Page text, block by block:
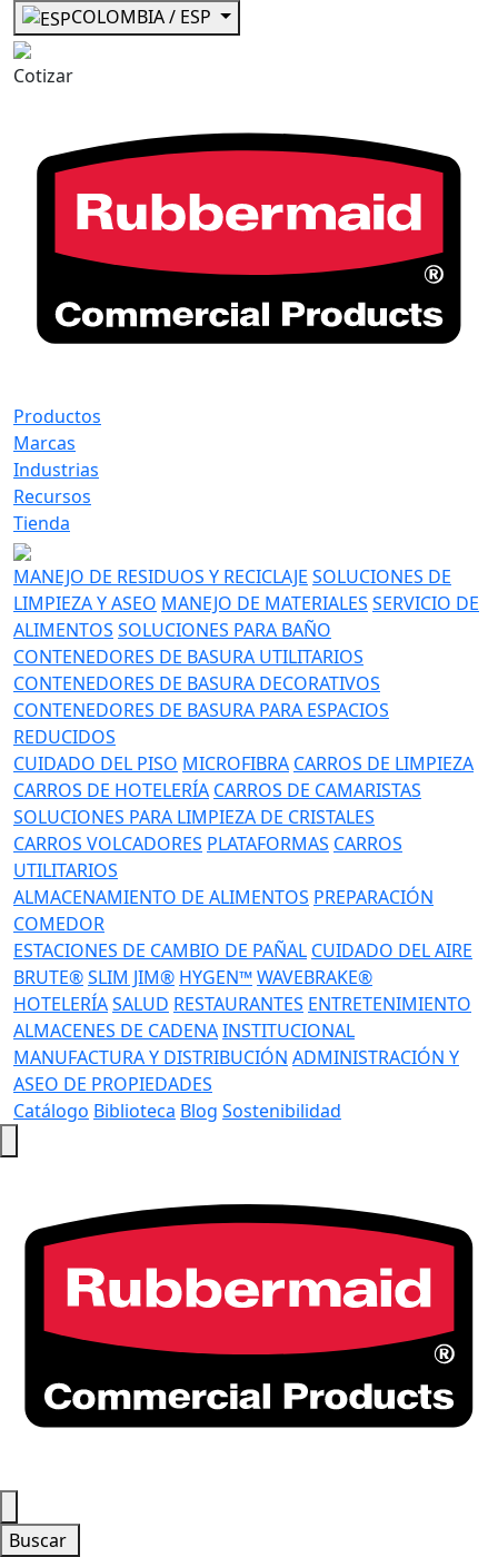
COLOMBIA / ESP
Cotizar
Productos
Marcas
Industrias
Recursos
Tienda
MANEJO DE RESIDUOS Y RECICLAJE SOLUCIONES DE
LIMPIEZA Y ASEO MANEJO DE MATERIALES SERVICIO DE
ALIMENTOS SOLUCIONES PARA BAÑO
CONTENEDORES DE BASURA UTILITARIOS
CONTENEDORES DE BASURA DECORATIVOS
CONTENEDORES DE BASURA PARA ESPACIOS
REDUCIDOS
CUIDADO DEL PISO MICROFIBRA CARROS DE LIMPIEZA
CARROS DE HOTELERÍA CARROS DE CAMARISTAS
SOLUCIONES PARA LIMPIEZA DE CRISTALES
CARROS VOLCADORES PLATAFORMAS CARROS
UTILITARIOS
ALMACENAMIENTO DE ALIMENTOS PREPARACIÓN
COMEDOR
ESTACIONES DE CAMBIO DE PAÑAL CUIDADO DEL AIRE
BRUTE®SLIM JIM® HYGEN™WAVEBRAKE®
HOTELERÍASALUD RESTAURANTES ENTRETENIMIENTO
ALMACENES DE CADENAINSTITUCIONAL
MANUFACTURA Y DISTRIBUCIÓN ADMINISTRACIÓN Y
ASEO DE PROPIEDADES
Catálogo Biblioteca Blog Sostenibilidad
Buscar